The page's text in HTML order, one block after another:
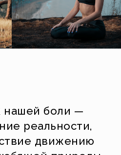
нашей боли —
реальности,
движению